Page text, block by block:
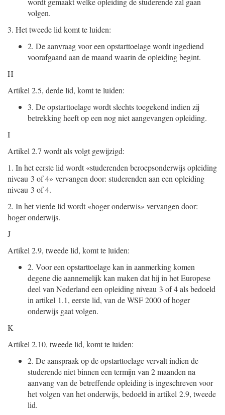
volgen.
3. Het tweede lid komt te luiden:
2. De aanvraag voor een opstarttoelage wordt ingediend
voorafgaand aan de maand waarin de opleiding begint.
H
Artikel 2.5, derde lid, komt te luiden:
3. De opstarttoelage wordt slechts toegekend indien zij
betrekking heeft op een nog niet aangevangen opleiding.
I
Artikel 2.7 wordt als volgt gewijzigd:
1. In het eerste lid wordt «studerenden beroepsonderwijs opleiding
niveau 3 of 4» vervangen door: studerenden aan een opleiding
niveau 3 of 4.
2. In het vierde lid wordt «hoger onderwis» vervangen door:
hoger onderwijs.
J
Artikel 2.9, tweede lid, komt te luiden:
2. Voor een opstarttoelage kan in aanmerking komen
degene die aannemelijk kan maken dat hij in het Europese
deel van Nederland een opleiding niveau 3 of 4 als bedoeld
in artikel 1.1, eerste lid, van de WSF 2000 of hoger
onderwijs gaat volgen.
K
Artikel 2.10, tweede lid, komt te luiden:
2. De aanspraak op de opstarttoelage vervalt indien de
studerende niet binnen een termijn van 2 maanden na
aanvang van de betreffende opleiding is ingeschreven voor
het volgen van het onderwijs, bedoeld in artikel 2.9, tweede
lid.